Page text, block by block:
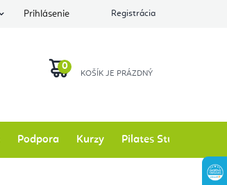
Prihlásenie Registrácia
KOŠÍK
Podpora Kurzy Pilates Studio